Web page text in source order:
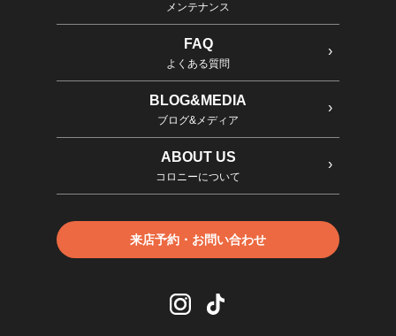
メンテナンス
FAQ
よくある質問
BLOG&MEDIA
ブログ&メディア
ABOUT US
コロニーについて
来店予約・お問い合わせ